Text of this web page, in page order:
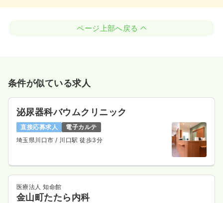
ページ上部へ戻る
条件が似ている求人
泌尿器科バウムクリニック
直接応募求人
電子カルテ
埼玉県川口市 / 川口駅 徒歩3分
医療法人 知命館
金山町たたら内科